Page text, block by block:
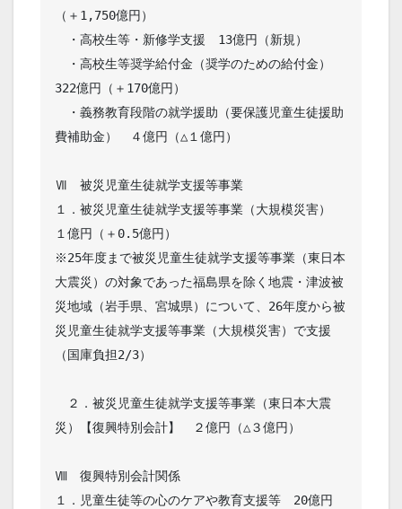
（＋1,750億円）
・高校生等・新修学支援　13億円（新規）
・高校生等奨学給付金（奨学のための給付金）
322億円（＋170億円）
・義務教育段階の就学援助（要保護児童生徒援助
費補助金）　４億円（△１億円）
Ⅶ　被災児童生徒就学支援等事業
１．被災児童生徒就学支援等事業（大規模災害）
１億円（＋0.5億円）
※25年度まで被災児童生徒就学支援等事業（東日本
大震災）の対象であった福島県を除く地震・津波被
災地域（岩手県、宮城県）について、26年度から被
災児童生徒就学支援等事業（大規模災害）で支援
（国庫負担2/3）
２．被災児童生徒就学支援等事業（東日本大震
災）【復興特別会計】　２億円（△３億円）
Ⅷ　復興特別会計関係
１．児童生徒等の心のケアや教育支援等　20億円